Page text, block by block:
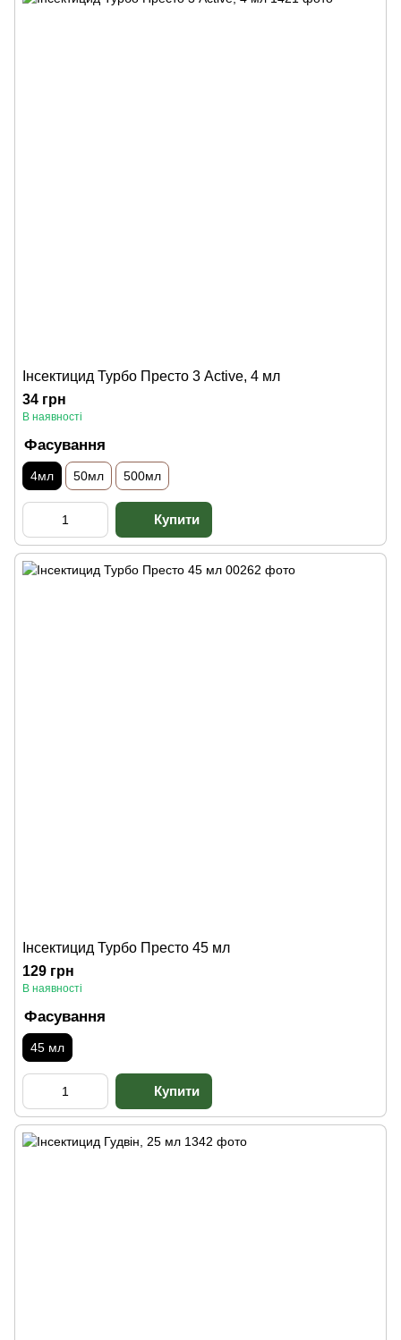
Інсектицид Турбо Престо 3 Active, 4 мл
34 грн
В наявності
Фасування
4мл 50мл 500мл
Інсектицид Турбо Престо 45 мл
129 грн
В наявності
Фасування
45 мл